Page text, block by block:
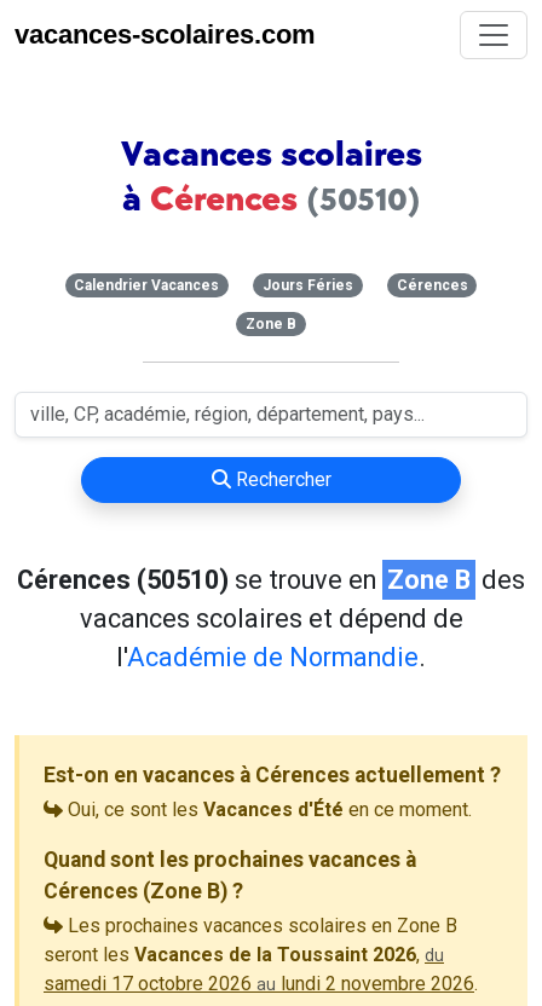
vacances-scolaires.com
Vacances scolaires
à Cérences (50510)
Calendrier Vacances Jours Féries Cérences
Zone B
Rechercher
Cérences (50510) se trouve en Zone B des
vacances scolaires et dépend de
l'Académie de Normandie.
Est-on en vacances à Cérences actuellement ?
Oui, ce sont les Vacances d'Été en ce moment.
Quand sont les prochaines vacances à
Cérences (Zone B) ?
Les prochaines vacances scolaires en Zone B
seront les Vacances de la Toussaint 2026, du
samedi 17 octobre 2026 au lundi 2 novembre 2026.